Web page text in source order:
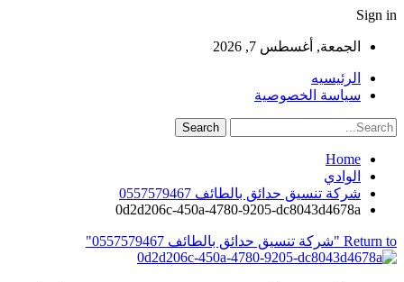
Sign in
الجمعة, أغسطس 7, 2026
الرئيسيه
سياسة الخصوصية
Home
الوادي
شركة تنسيق حدائق بالطائف 0557579467
0d2d206c-450a-4780-9205-dc8043d4678a
Return to "شركة تنسيق حدائق بالطائف 0557579467"